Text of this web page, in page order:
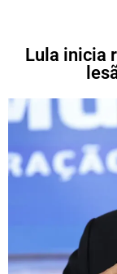
Lula inicia